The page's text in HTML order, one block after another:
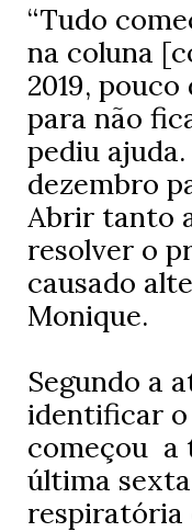
“Tudo
na coluna
2019,
para não
pediu
dezembro
Abrir tanto
resolver o
causado
Monique.
Segundo a
identificar o
começou a
última
respiratória